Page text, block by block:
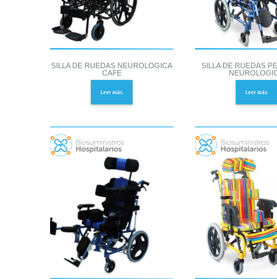
SILLA DE RUEDAS NEUROLOGICA
CAFE
Leer más
SILLA DE RUEDAS
Leer más